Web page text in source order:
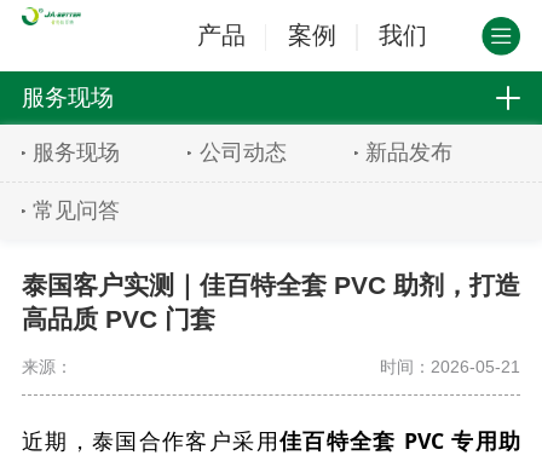
产品 案例 我们
服务现场
服务现场 公司动态 新品发布
常见问答
泰国客户实测｜佳百特全套 PVC 助剂，打造
高品质 PVC 门套
来源： 时间：2026-05-21
近期，泰国合作客户采用佳百特全套 PVC 专用助